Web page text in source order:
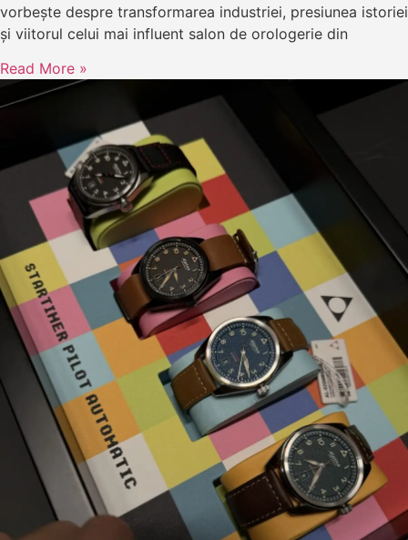
vorbește despre transformarea industriei, presiunea istoriei
și viitorul celui mai influent salon de orologerie din
Read More »